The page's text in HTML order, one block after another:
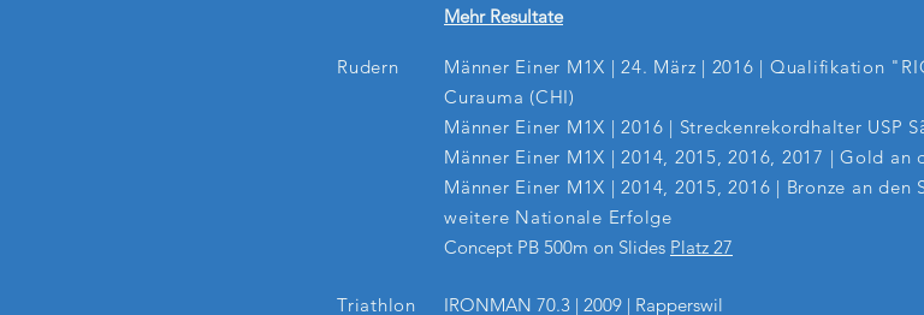
Mehr Resultate
Rudern ​Männer Einer M1X | 24. März | 2016 | Qualifikation
Curauma (CHI)
Männer Einer M1X | 2016 | Streckenrekordhalter USP
Männer Einer M1X | 2014, 2015, 2016, 2017 | Gold an
Männer Einer M1X | 2014, 2015, 2016 | Bronze an den
weitere Nationale Erfolge
Concept PB 500m on Slides Platz 27
Triathlon
IRONMAN 70.3 | 2009 | Rapperswil